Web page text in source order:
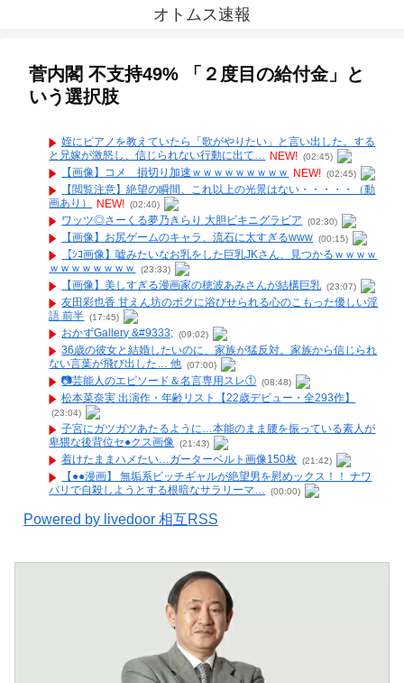
オトムス速報
菅内閣 不支持49% 「２度目の給付金」と
いう選択肢
姪にピアノを教えていたら「歌がやりたい」と言い出した。する
と兄嫁が激怒し、信じられない行動に出て… NEW! (02:45)
【画像】コメ 損切り加速ｗｗｗｗｗｗｗｗｗ NEW! (02:45)
【閲覧注意】絶望の瞬間、これ以上の光景はない・・・・・（動
画あり）
NEW! (02:40)
ワッツ◎さーくる夢乃きらり 大胆ビキニグラビア (02:30)
【画像】お尻ゲームのキャラ、流石に太すぎるwww (00:15)
【ｼｺ画像】嘘みたいなお乳をした巨乳JKさん、見つかるｗｗｗｗ
ｗｗｗｗｗｗｗｗ
(23:33)
【画像】美しすぎる漫画家の穂波あみさんが結構巨乳 (23:07)
友田彩也香 甘えん坊のボクに浴びせられる心のこもった優しい淫
語 前半 (17:45)
おかずGallery &#9333; (09:02)
36歳の彼女と結婚したいのに、家族が猛反対。家族から信じられ
ない言葉が飛び出した… 他 (07:00)
📷️芸能人のエピソード＆名言専用スレ① (08:48)
松本菜奈実 出演作・年齢リスト【22歳デビュー・全293作】
(23:04)
子宮にガツガツあたるように…本能のまま腰を振っている素人が
卑猥な後背位セ●クス画像 (21:43)
着けたままハメたい…ガーターベルト画像150枚 (21:42)
【●●漫画】 無垢系ビッチギャルが絶望男を慰めックス！！ ナワ
バリで自殺しようとする根暗なサラリーマ…
(00:00)
Powered by livedoor 相互RSS